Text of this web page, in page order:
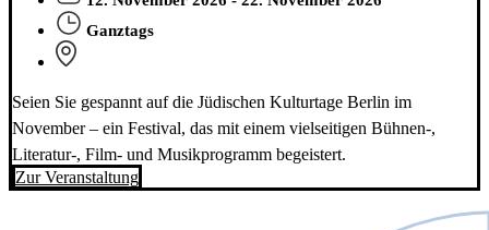
Ganztags
Seien Sie gespannt auf die Jüdischen Kulturtage Berlin im
November – ein Festival, das mit einem vielseitigen Bühnen-,
Literatur-, Film- und Musikprogramm begeistert.
Zur Veranstaltung